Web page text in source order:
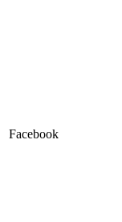
Facebook